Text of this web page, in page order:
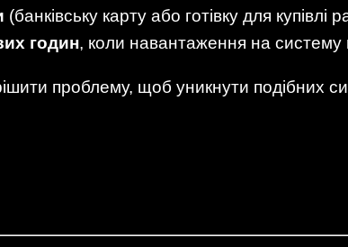
(банківську карту або готівку для купівлі
годин, коли навантаження на систему
проблему, щоб уникнути подібних